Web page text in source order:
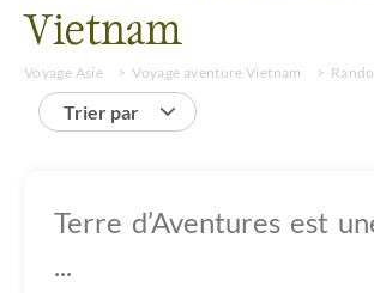
Vietnam
Voyage Asie Voyage aventure Vietnam
Trier par
Terre d’Aventures est
...